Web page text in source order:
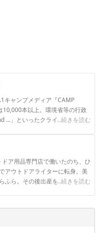
キャンプメディア『CAMP
10,000本以上。環境省等の行政
...」といったクライアントとの
...続きを読む
ール
ア用品専門店で働いたのち、ひ
アウトドアライターに転身。美
ふら。その後出産を機にデュオ
...続きを読む